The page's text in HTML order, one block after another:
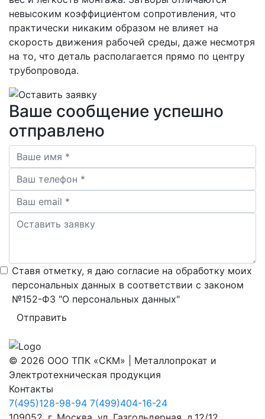
невысоким коэффициентом сопротивления, что
практически никаким образом не влияет на
скорость движения рабочей среды, даже несмотря
на то, что деталь располагается прямо по центру
трубопровода.
Ваше сообщение успешно
отправлено
Ставя отметку, я даю согласие на обработку моих
персональных данных в соответствии с законом
№152-ФЗ "О персональных данных"
Отправить
© 2026 ООО ТПК «СКМ» | Металлопрокат и
Электротехническая продукция
Контакты
7(495)128-98-94 7(499)404-16-24